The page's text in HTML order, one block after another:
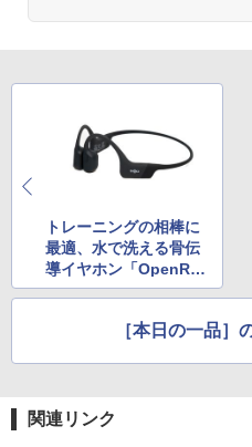
トレーニングの相棒に
最適、水で洗える骨伝
導イヤホン「OpenRu
n」をブラックフライ
［本日の一品］
関連リンク